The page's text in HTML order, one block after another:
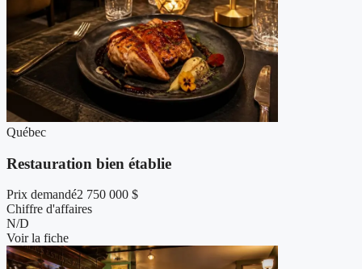
Québec
Restauration bien établie
Prix demandé2 750 000 $
Chiffre d'affaires
N/D
Voir la fiche